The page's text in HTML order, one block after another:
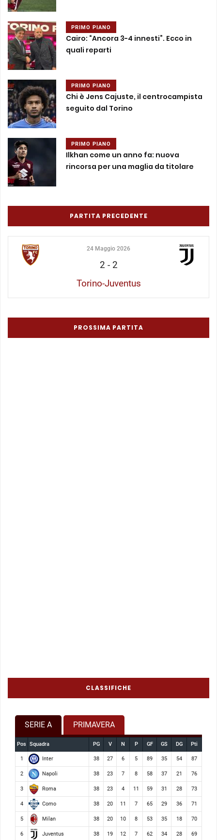
PRIMO PIANO
Cairo: “Ancora 3-4 innesti”. Ecco in
quali reparti
PRIMO PIANO
Chi è Jens Cajuste, il centrocampista
seguito dal Torino
PRIMO PIANO
Ilkhan come un anno fa: nuova
rincorsa per una maglia da titolare
PARTITA PRECEDENTE
24 Maggio 2026
2 - 2
Torino-Juventus
PROSSIMA PARTITA
CLASSIFICHE
SERIE A PRIMAVERA
Pos Squadra PG V N P GF GS DG Pti
1 Inter 38 27 6 5 89 35 54 87
2 Napoli 38 23 7 8 58 37 21 76
3 Roma 38 23 4 11 59 31 28 73
4 Como 38 20 11 7 65 29 36 71
5 Milan 38 20 10 8 53 35 18 70
6 Juventus 38 19 12 7 62 34 28 69